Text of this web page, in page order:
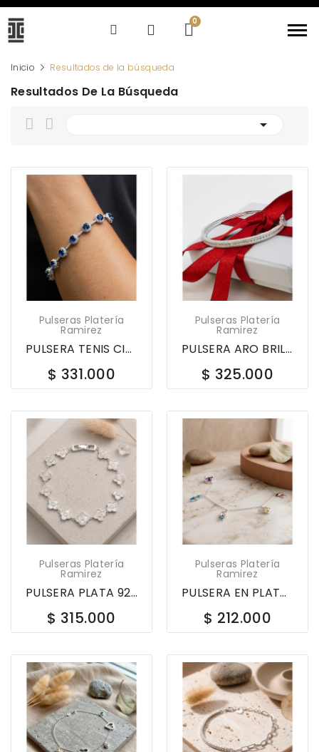
Inicio Resultados de la búsqueda
Resultados De La Búsqueda

Pulseras Platería
Ramirez
PULSERA TENIS CIRCULOS CIRCONES JOYERÍA EN...
$ 331.000
Pulseras Platería
Ramirez
PULSERA ARO BRILLO CON CIRCONES EN PLATA DE LEY...
$ 325.000
Pulseras Platería
Ramirez
PULSERA PLATA 925 TREBOL NACAR CIRCONES 574584
$ 315.000
Pulseras Platería
Ramirez
PULSERA EN PLATA LEY 925 DIJES SURTIDOS CON...
$ 212.000